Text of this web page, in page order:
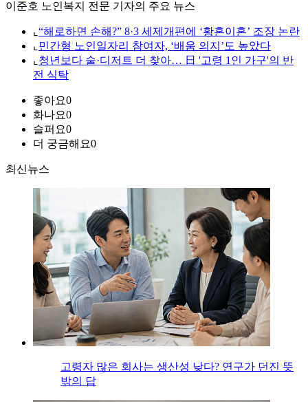
이준호 노인복지 전문 기자의 주요 뉴스
⌞ “해로하면 손해?” 8·3 세제개편에 ‘황혼이혼’ 조장 논란
⌞ 민간형 노인일자리 참여자, ‘배움 의지’도 높았다
⌞ 청년보다 술·디저트 더 찾아… 日 '고령 1인 가구'의 반
전 식탁
좋아요0
화나요0
슬퍼요0
더 궁금해요0
최신뉴스
고령자 많은 회사는 생산성 낮다? 연구가 던진 뜻
밖의 답